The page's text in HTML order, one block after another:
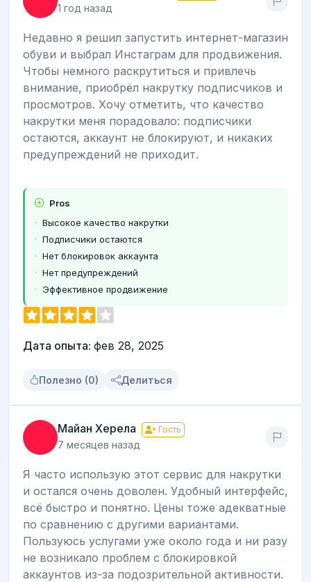
1 год назад
Недавно я решил запустить интернет-магазин
обуви и выбрал Инстаграм для продвижения.
Чтобы немного раскрутиться и привлечь
внимание, приобрёл накрутку подписчиков и
просмотров. Хочу отметить, что качество
накрутки меня порадовало: подписчики
остаются, аккаунт не блокируют, и никаких
предупреждений не приходит.
Pros
Высокое качество накрутки
Подписчики остаются
Нет блокировок аккаунта
Нет предупреждений
Эффективное продвижение
Дата опыта: фев 28, 2025
Полезно (0) Делиться
Майан Херела Гость
7 месяцев назад
Я часто использую этот сервис для накрутки
и остался очень доволен. Удобный интерфейс,
всё быстро и понятно. Цены тоже адекватные
по сравнению с другими вариантами.
Пользуюсь услугами уже около года и ни разу
не возникало проблем с блокировкой
аккаунтов из-за подозрительной активности.